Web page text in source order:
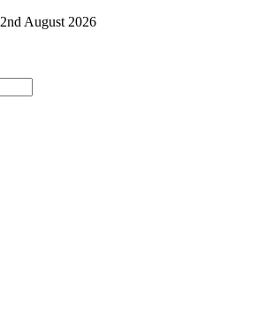
2nd August 2026